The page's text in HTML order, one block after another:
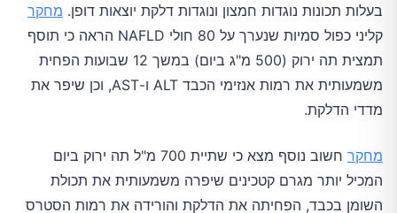
בעלות תכונות נוגדות חמצון ונוגדות דלקת יוצאות דופן. מחקר
קליני כפול סמיות שנערך על 80 חולי NAFLD הראה כי תוסף
תמצית תה ירוק (500 מ"ג ביום) במשך 12 שבועות הפחית
משמעותית את רמות אנזימי הכבד ALT ו-AST, וכן שיפר את
מדדי הדלקת.
מחקר
חשוב נוסף מצא כי שתיית 700 מ"ל תה ירוק ביום
המכיל יותר מגרם קטכינים שיפרה משמעותית את תכולת
השומן בכבד, הפחיתה את הדלקת והורידה את רמות הסטרס